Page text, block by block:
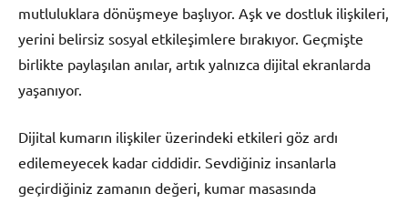
mutluluklara dönüşmeye başlıyor. Aşk ve dostluk ilişkileri,
yerini belirsiz sosyal etkileşimlere bırakıyor. Geçmişte
birlikte paylaşılan anılar, artık yalnızca dijital ekranlarda
yaşanıyor.
Dijital kumarın ilişkiler üzerindeki etkileri göz ardı
edilemeyecek kadar ciddidir. Sevdiğiniz insanlarla
geçirdiğiniz zamanın değeri, kumar masasında